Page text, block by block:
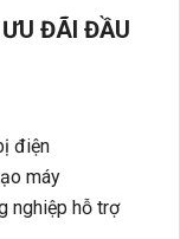
ĐÃI ĐẦU
điện
máy
nghiệp hỗ trợ